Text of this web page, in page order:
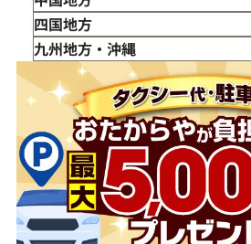
山形県
福島県
千葉県
茨城県
栃木県
群馬県
石川県
山梨県
長野県
岐阜県
静岡県
愛知県
滋賀県
京都府
大阪府
兵庫県
奈良県
和歌山県
鳥取県
島根県
岡山県
広島県
山口県
四国地方
徳島県
香川県
愛媛県
九州地方・沖縄
福岡県
佐賀県
長崎県
熊本県
大分県
宮崎県
鹿児島県